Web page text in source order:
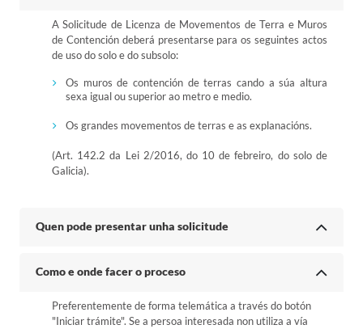
A Solicitude de Licenza de Movementos de Terra e Muros
de Contención deberá presentarse para os seguintes actos
de uso do solo e do subsolo:
Os muros de contención de terras cando a súa altura
sexa igual ou superior ao metro e medio.
Os grandes movementos de terras e as explanacións.
(Art. 142.2 da Lei 2/2016, do 10 de febreiro, do solo de
Galicia).
Quen pode presentar unha solicitude
Como e onde facer o proceso
Preferentemente de forma telemática a través do botón
"Iniciar trámite". Se a persoa interesada non utiliza a vía